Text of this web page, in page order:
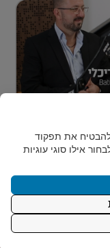
נדל״ן – אבל
את תפקוד
אילו סוגי עוגיות